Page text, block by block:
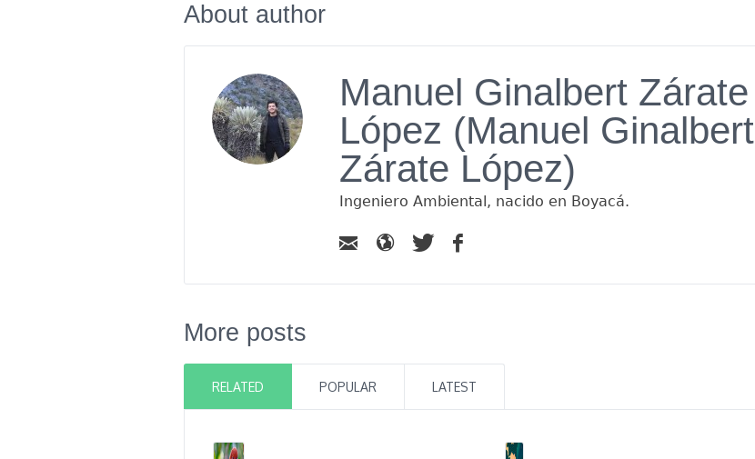
About author
Manuel Ginalbert Zárate
López (Manuel Ginalbert
Zárate López)
Ingeniero Ambiental, nacido en Boyacá.
More posts
RELATED POPULAR LATEST